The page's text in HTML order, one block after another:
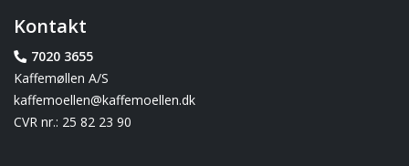
Kontakt
7020 3655
Kaffemøllen A/S
kaffemoellen@kaffemoellen.dk
CVR nr.: 25 82 23 90